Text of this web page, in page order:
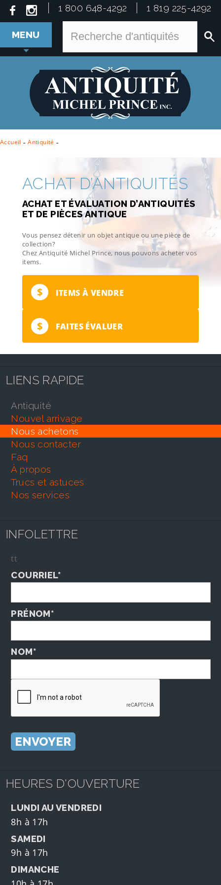
1 800 648-4292 1 819 225-4292
MENU
Accueil - Antiquité -
ACHAT D’ANTIQUITÉS
ACHAT ET ÉVALUATION D’ANTIQUITÉS
ET DE PIÈCES ANTIQUE
Vous pensez détenir un objet antique ou une pièce de
collection?
Chez Antiquité Michel Prince, nous pouvons acheter vos
items.
$ ITEMS À VENDRE
$ FAITES ÉVALUER
LIENS RAPIDE
antiquité
nouvel arrivage
nous achetons
nous contacter
faq
À propos
trucs et astuces
nos services
INFOLETTRE
tt
COURRIEL*
PRÉNOM*
NOM*
HEURES D'OUVERTURE
LUNDI AU VENDREDI
8h à 17h
SAMEDI
9h à 17h
DIMANCHE